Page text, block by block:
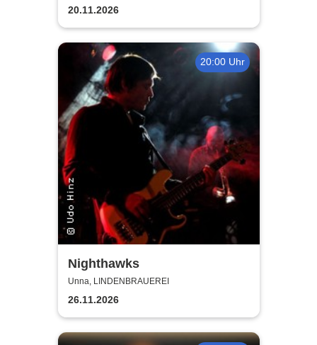
20.11.2026
20:00 Uhr
Nighthawks
Unna, LINDENBRAUEREI
26.11.2026